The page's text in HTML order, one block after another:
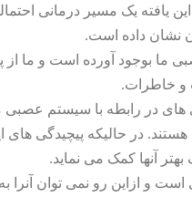
یک مسیر درمانی
نشان داده است.
ما بوجود آورده است و ما از
و خاطرات.
در رابطه با سیستم عصبی
هستند. در حالیکه پیچیدگی
آنها کمک می نماید.
و ازاین رو نمی توان آنرا به